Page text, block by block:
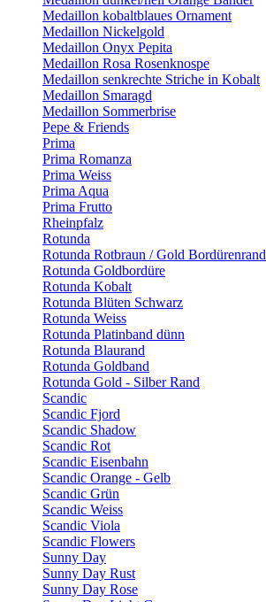
Medaillon kobaltblaues Ornament
Medaillon Nickelgold
Medaillon Onyx Pepita
Medaillon Rosa Rosenknospe
Medaillon senkrechte Striche in Kobalt
Medaillon Smaragd
Medaillon Sommerbrise
Pepe & Friends
Prima
Prima Romanza
Prima Weiss
Prima Aqua
Prima Frutto
Rheinpfalz
Rotunda
Rotunda Rotbraun / Gold Bordürenrand
Rotunda Goldbordüre
Rotunda Kobalt
Rotunda Blüten Schwarz
Rotunda Weiss
Rotunda Platinband dünn
Rotunda Blaurand
Rotunda Goldband
Rotunda Gold - Silber Rand
Scandic
Scandic Fjord
Scandic Shadow
Scandic Rot
Scandic Eisenbahn
Scandic Orange - Gelb
Scandic Grün
Scandic Weiss
Scandic Viola
Scandic Flowers
Sunny Day
Sunny Day Rust
Sunny Day Rose